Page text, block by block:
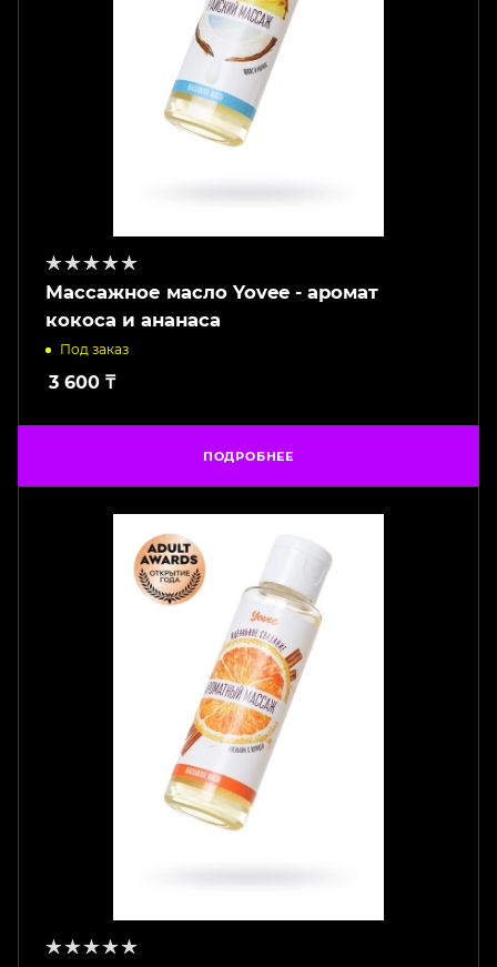
Массажное масло Yovee - аромат
кокоса и ананаса
Под заказ
3 600 ₸
ПОДРОБНЕЕ